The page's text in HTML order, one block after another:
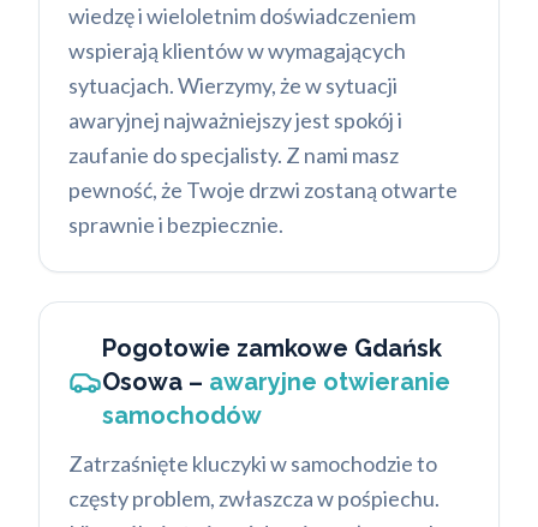
wiedzę i wieloletnim doświadczeniem
wspierają klientów w wymagających
sytuacjach. Wierzymy, że w sytuacji
awaryjnej najważniejszy jest spokój i
zaufanie do specjalisty. Z nami masz
pewność, że Twoje drzwi zostaną otwarte
sprawnie i bezpiecznie.
Pogotowie zamkowe Gdańsk
Osowa – awaryjne otwieranie
samochodów
Zatrzaśnięte kluczyki w samochodzie to
częsty problem, zwłaszcza w pośpiechu.